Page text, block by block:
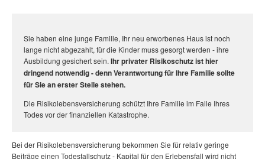
Sie haben eine junge Familie, Ihr neu erworbenes Haus ist noch
lange nicht abgezahlt, für die Kinder muss gesorgt werden - ihre
Ausbildung gesichert sein. Ihr privater Risikoschutz ist hier
dringend notwendig - denn Verantwortung für Ihre Familie sollte
für Sie an erster Stelle stehen.
Die Risikolebensversicherung schützt Ihre Familie im Falle Ihres
Todes vor der finanziellen Katastrophe.
Bei der Risikolebensversicherung bekommen Sie für relativ geringe
Beiträge einen Todesfallschutz - Kapital für den Erlebensfall wird nicht